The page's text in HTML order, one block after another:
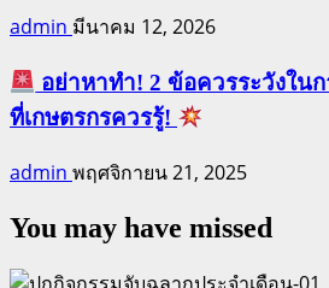
admin มีนาคม 12, 2026
อย่าหาทำ! 2 ข้อควรระวังใน
ที่เกษตรกรควรรู้!
admin พฤศจิกายน 21, 2025
You may have missed